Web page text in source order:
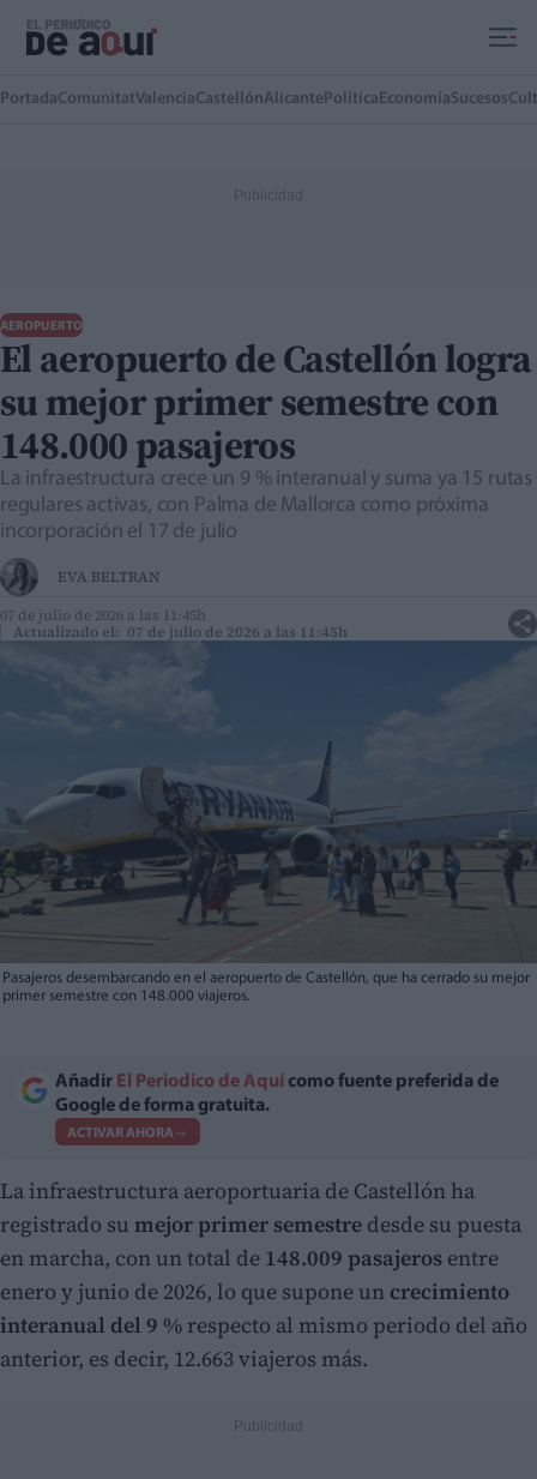
PortadaComunitatValenciaCastellónAlicante Política EconomíaSucesos
AEROPUERTO
El aeropuerto de Castellón logra
su mejor primer semestre con
148.000 pasajeros
La infraestructura crece un 9 % interanual y suma ya 15 rutas
regulares activas, con Palma de Mallorca como próxima
incorporación el 17 de julio
EVA BELTRAN
07 de julio de 2026 a las 11:45h
Actualizado el: 07 de julio de 2026 a las 11:45h
Pasajeros desembarcando en el aeropuerto de Castellón, que ha cerrado su mejor
primer semestre con 148.000 viajeros.
Añadir El Periodico de Aquí como fuente preferida de
Google de forma gratuita.
ACTIVAR AHORA
La infraestructura aeroportuaria de Castellón ha
registrado su mejor primer semestre desde su puesta
en marcha, con un total de 148.009 pasajeros entre
enero y junio de 2026, lo que supone un crecimiento
interanual del 9 % respecto al mismo periodo del año
anterior, es decir, 12.663 viajeros más.